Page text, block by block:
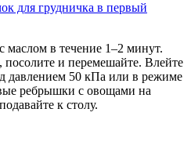
для грудничка в первый
в течение 1–2 минут.
и перемешайте. Влейте
давлением 50 кПа или в режиме
ребрышки с овощами на
к столу.